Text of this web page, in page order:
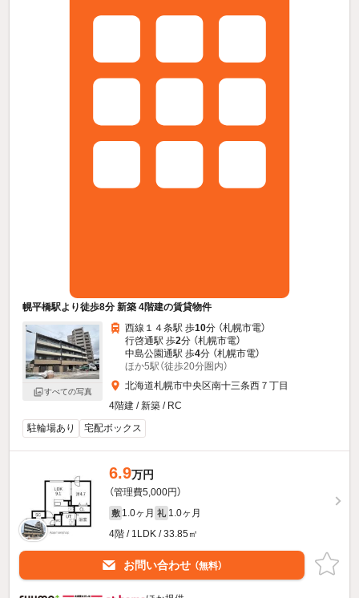
幌平橋駅より徒歩8分 新築 4階建の賃貸物件
すべての写真
西線１４条駅 歩10分 （札幌市電）
行啓通駅 歩2分 （札幌市電）
中島公園通駅 歩4分 （札幌市電）
ほか5駅（徒歩20分圏内）
北海道札幌市中央区南十三条西７丁目
4階建 / 新築 / RC
駐輪場あり
宅配ボックス
6.9万円
（管理費5,000円）
敷 1.0ヶ月 礼 1.0ヶ月
4階 / 1LDK / 33.85㎡
お問い合わせ （無料）